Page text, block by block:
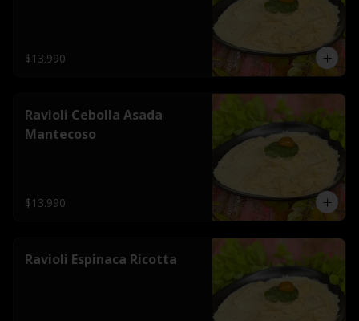
$13.990
Ravioli Cebolla Asada
Mantecoso
$13.990
Ravioli Espinaca Ricotta